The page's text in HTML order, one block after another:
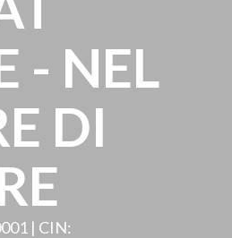
- NEL
DI
| CIN: